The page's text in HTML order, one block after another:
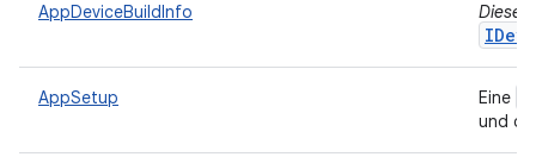
AppDeviceBuildInfo Diese
AppSetup Eine
und